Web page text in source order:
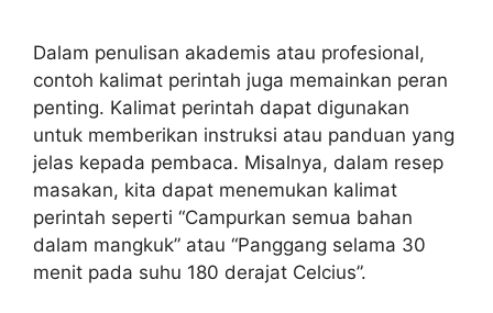
Dalam penulisan akademis atau profesional,
contoh kalimat perintah juga memainkan peran
penting. Kalimat perintah dapat digunakan
untuk memberikan instruksi atau panduan yang
jelas kepada pembaca. Misalnya, dalam resep
masakan, kita dapat menemukan kalimat
perintah seperti “Campurkan semua bahan
dalam mangkuk” atau “Panggang selama 30
menit pada suhu 180 derajat Celcius”.